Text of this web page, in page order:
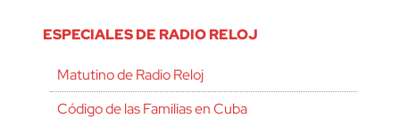
ESPECIALES DE RADIO RELOJ
Matutino de Radio Reloj
Código de las Familias en Cuba